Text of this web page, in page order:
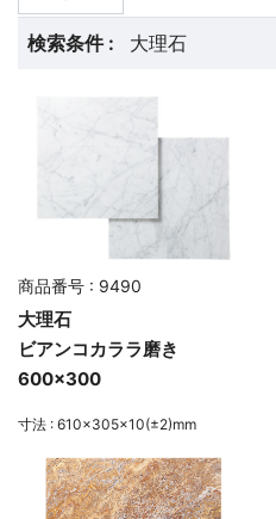
検索条件 : 大理石
商品番号 : 9490
大理石
ビアンコカララ磨き
600×300
寸法 : 610×305×10(±2)mm